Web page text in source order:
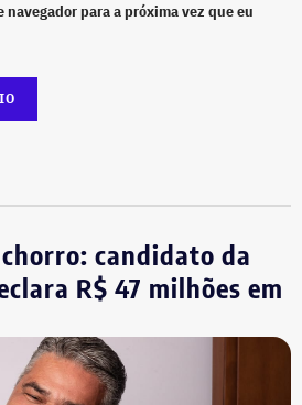
navegador para a próxima vez que eu
candidato da
R$ 47 milhões em